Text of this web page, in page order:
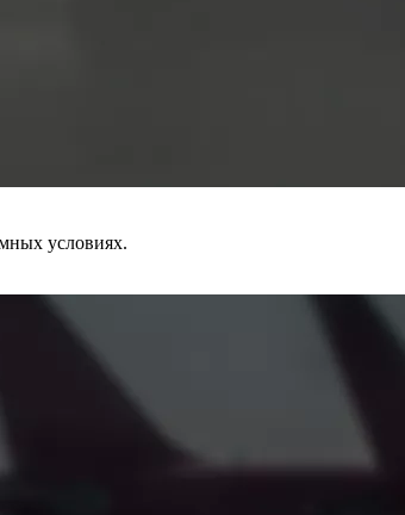
условиях.